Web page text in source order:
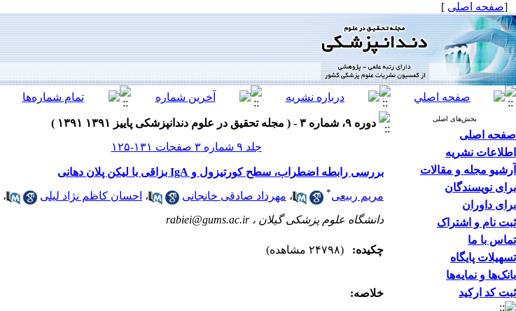
[صفحه اصلی ]
بخش‌های اصلی
صفحه اصلی
اطلاعات نشریه
آرشیو مجله و مقالات
برای نویسندگان
برای داوران
ثبت نام و اشتراک
تماس با ما
تسهیلات پایگاه
بانک‌ها و نمایه‌ها
ثبت کد ارکید
دوره ۹، شماره ۳ - ( مجله تحقیق در علوم دندانپزشکی پاییز ۱۳۹۱ ۱۳۹۱ )
جلد ۹ شماره ۳ صفحات ۱۳۱-۱۲۵
بررسی رابطه اضطراب، سطح کورتیزول و IgA بزاقی با لیکن پلان دهانی
مریم ربیعی* ، مهرداد صادقی خانجانی ، احسان کاظم نژاد لیلی ،
دانشگاه علوم پزشکی گیلان ،rabiei@gums.ac.ir
چکیده: (۲۴۷۹۸ مشاهده)
خلاصه: